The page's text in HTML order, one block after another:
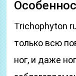
Trichophyton
только всю
ног, и даже